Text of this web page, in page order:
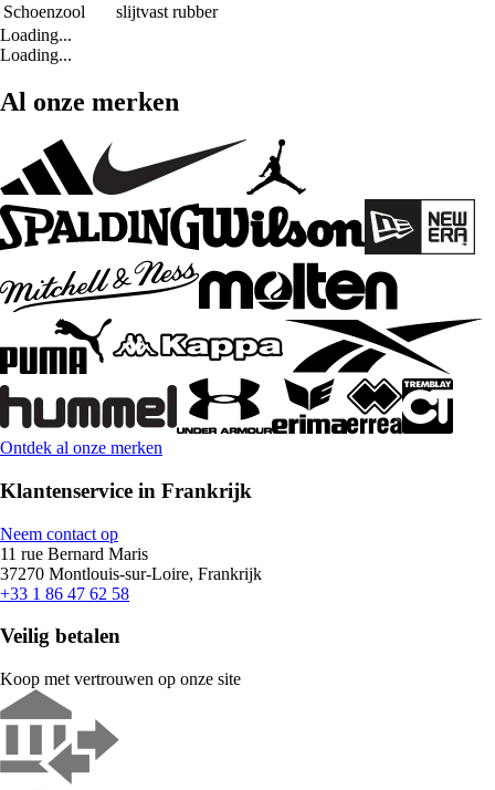
Schoenzool
slijtvast rubber
Loading...
Loading...
Al onze merken
Ontdek al onze merken
Klantenservice in Frankrijk
Neem contact op
11 rue Bernard Maris
37270 Montlouis-sur-Loire, Frankrijk
+33 1 86 47 62 58
Veilig betalen
Koop met vertrouwen op onze site